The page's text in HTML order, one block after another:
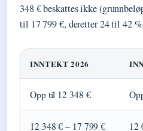
348 € beskattes ikke
til 17 799 €, deretter 24 til 42
INNTEKT 2026
Opp til 12 348 €
12 348 € – 17 799 € 12